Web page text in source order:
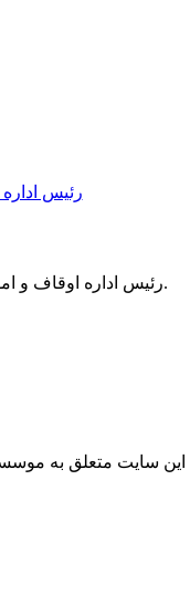
رئیس اداره اوقاف و امور خیریه رشت از فعالیت ۶۰ مبلغ در طرح نشاط معنوی تابستانه بقاع متبرکه این شهرستان خبر داد.
سایت متعلق به